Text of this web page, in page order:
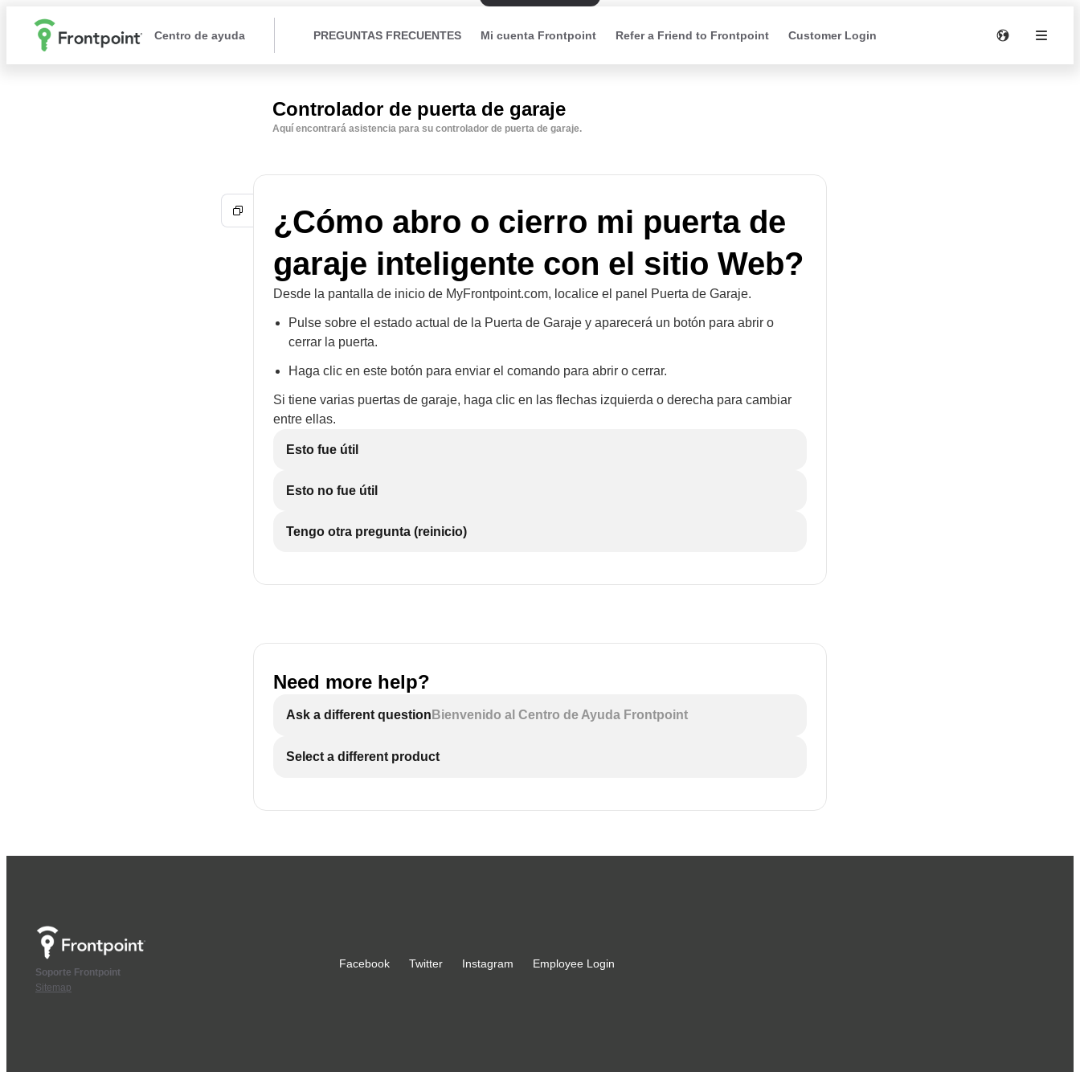
Centro de ayuda PREGUNTAS FRECUENTES Mi cuenta Frontpoint Refer a Friend to Frontpoint Customer Login
Controlador de puerta de garaje
Aquí encontrará asistencia para su controlador de puerta de garaje.
¿Cómo abro o cierro mi puerta de
garaje inteligente con el sitio Web?
Desde la pantalla de inicio de MyFrontpoint.com, localice el panel Puerta de Garaje.
Pulse sobre el estado actual de la Puerta de Garaje y aparecerá un botón para abrir o
cerrar la puerta.
Haga clic en este botón para enviar el comando para abrir o cerrar.
Si tiene varias puertas de garaje, haga clic en las flechas izquierda o derecha para cambiar
entre ellas.
Esto fue útil
Esto no fue útil
Tengo otra pregunta (reinicio)
Need more help?
Ask a different question Bienvenido al Centro de Ayuda Frontpoint
Select a different product
Soporte Frontpoint
Sitemap
Facebook Twitter Instagram Employee Login